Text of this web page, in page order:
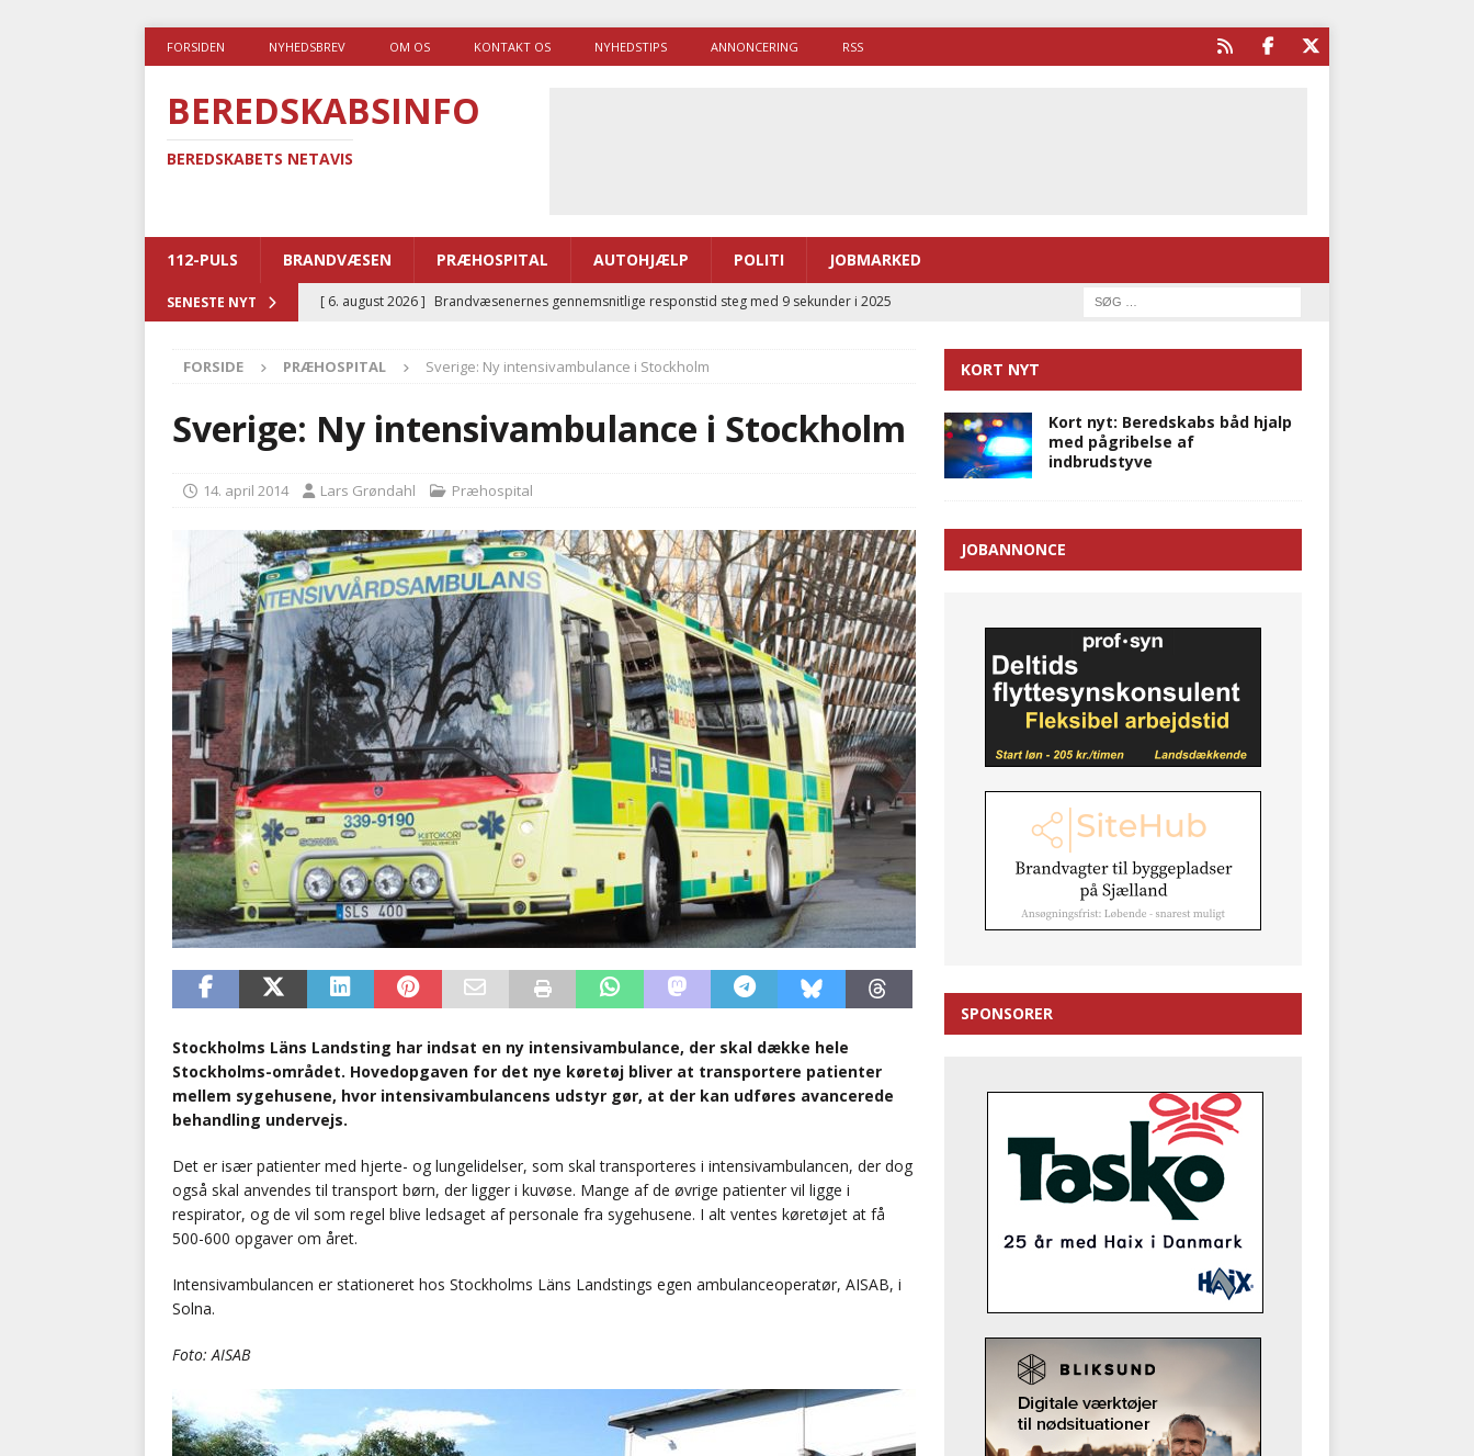
FORSIDEN NYHEDSBREV OM OS KONTAKT OS NYHEDSTIPS ANNONCERING RSS
BEREDSKABSINFO
BEREDSKABETS NETAVIS
112-PULS BRANDVÆSEN PRÆHOSPITAL AUTOHJÆLP POLITI JOBMARKED
SENESTE NYT [ 6. august 2026 ] Brandvæsenernes gennemsnitlige responstid steg med 9 sekunder i 2025
[ 5. august 2026 ] Advarer: Udløb af sygetransporttilladelser kan sende 400.000 kørsler over
i det offentlige
PRÆHOSPITAL
[ 5. august 2026 ]
[ 4. august 2026 ]
Brandvæsenerne brugte lidt længere tid på at komme af sted i 2025
[ 7. august 2026 ] Branche kræver at beskyttelseskøretøjer bliver lovpligtige ved arbejde i
nødsporet
AUTOHJÆLP
FORSIDE PRÆHOSPITAL Sverige: Ny intensivambulance i Stockholm
Sverige: Ny intensivambulance i Stockholm
14. april 2014 Lars Grøndahl Præhospital
Stockholms Läns Landsting har indsat en ny intensivambulance, der skal dække hele
Stockholms-området. Hovedopgaven for det nye køretøj bliver at transportere patienter
mellem sygehusene, hvor intensivambulancens udstyr gør, at der kan udføres avancerede
behandling undervejs.
Det er især patienter med hjerte- og lungelidelser, som skal transporteres i intensivambulancen, der dog
også skal anvendes til transport børn, der ligger i kuvøse. Mange af de øvrige patienter vil ligge i
respirator, og de vil som regel blive ledsaget af personale fra sygehusene. I alt ventes køretøjet at få
500-600 opgaver om året.
Intensivambulancen er stationeret hos Stockholms Läns Landstings egen ambulanceoperatør, AISAB, i
Solna.
Foto: AISAB
KORT NYT
Kort nyt: Beredskabs båd hjalp
med pågribelse af
indbrudstyve
JOBANNONCE
SPONSORER